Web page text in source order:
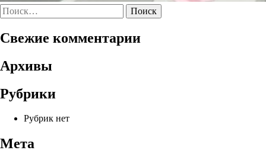
Найти:
Свежие комментарии
Архивы
Рубрики
Рубрик нет
Мета